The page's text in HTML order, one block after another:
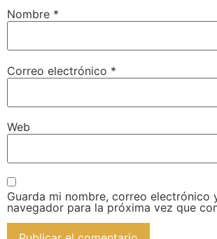
Nombre *
Correo electrónico *
Web
Guarda mi nombre, correo electrónico
navegador para la próxima vez que